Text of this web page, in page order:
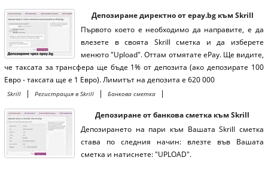
Депозиране директно от epay.bg към Skrill
Първото което е необходимо да направите, е да
влезете в своята Skrill сметка и да изберете
менюто "Upload". Оттам отмятате ePay. Ще видите,
че таксата за трансфера ще бъде 1% от депозита (ако депозирате 100
Евро - таксата ще е 1 Евро). Лимитът на депозита е 620 000
Skrill | Регистрация в Skrill | Банкова сметка |
Депозиране от банкова сметка към Skrill
Депозирането на пари към Вашата Skrill сметка
става по следния начин: влезте във Вашата
сметка и натиснете: "UPLOAD".